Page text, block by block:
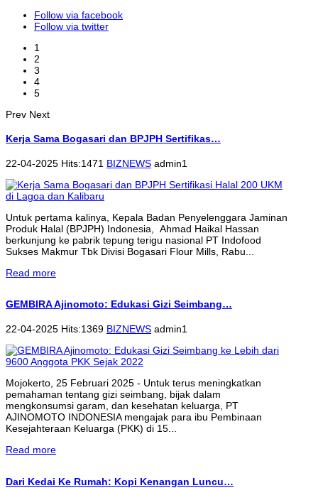
Follow via facebook
Follow via twitter
1
2
3
4
5
Prev Next
Kerja Sama Bogasari dan BPJPH Sertifikas…
22-04-2025 Hits:1471 BIZNEWS admin1
Untuk pertama kalinya, Kepala Badan Penyelenggara Jaminan
Produk Halal (BPJPH) Indonesia, Ahmad Haikal Hassan
berkunjung ke pabrik tepung terigu nasional PT Indofood
Sukses Makmur Tbk Divisi Bogasari Flour Mills, Rabu...
Read more
GEMBIRA Ajinomoto: Edukasi Gizi Seimbang…
22-04-2025 Hits:1369 BIZNEWS admin1
Mojokerto, 25 Februari 2025 - Untuk terus meningkatkan
pemahaman tentang gizi seimbang, bijak dalam
mengkonsumsi garam, dan kesehatan keluarga, PT
AJINOMOTO INDONESIA mengajak para ibu Pembinaan
Kesejahteraan Keluarga (PKK) di 15...
Read more
Dari Kedai Ke Rumah: Kopi Kenangan Luncu…